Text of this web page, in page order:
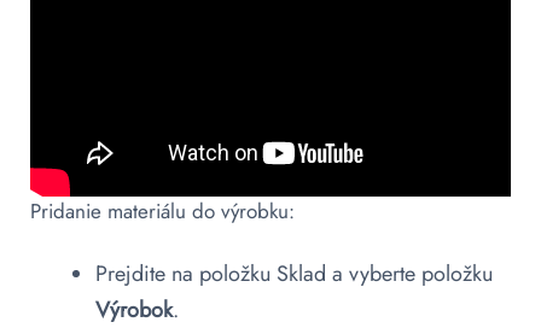
Pridanie materiálu do výrobku:
Prejdite na položku Sklad a vyberte položku
Výrobok.